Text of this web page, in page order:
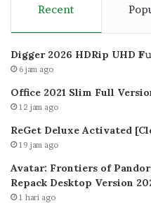
Recent
Digger 2026 HDRip UHD
6 jam ago
Office 2021 Slim Full
12 jam ago
ReGet Deluxe Activated
19 jam ago
Avatar: Frontiers of
Repack Desktop Version
1 hari ago